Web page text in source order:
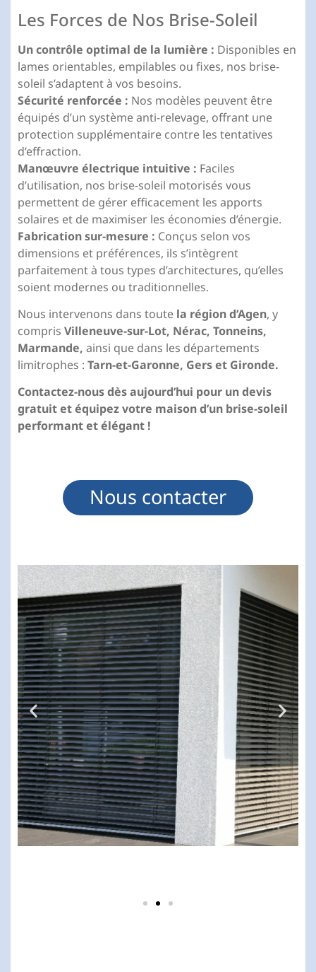
Les Forces de Nos Brise-Soleil
Un contrôle optimal de la lumière : Disponibles en
lames orientables, empilables ou fixes, nos brise-
soleil s’adaptent à vos besoins.
Sécurité renforcée : Nos modèles peuvent être
équipés d’un système anti-relevage, offrant une
protection supplémentaire contre les tentatives
d’effraction.
Manœuvre électrique intuitive : Faciles
d’utilisation, nos brise-soleil motorisés vous
permettent de gérer efficacement les apports
solaires et de maximiser les économies d’énergie.
Fabrication sur-mesure : Conçus selon vos
dimensions et préférences, ils s’intègrent
parfaitement à tous types d’architectures, qu’elles
soient modernes ou traditionnelles.
Nous intervenons dans toute la région d’Agen, y
compris Villeneuve-sur-Lot, Nérac, Tonneins,
Marmande, ainsi que dans les départements
limitrophes : Tarn-et-Garonne, Gers et Gironde.
Contactez-nous dès aujourd’hui pour un devis
gratuit et équipez votre maison d’un brise-soleil
performant et élégant !
Nous contacter